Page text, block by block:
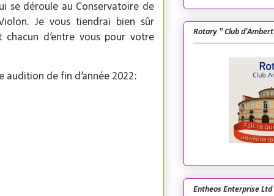
se déroule au Conservatoire de
Je vous tiendrai bien sûr
d’entre vous pour votre
audition de fin d’année 2022:
Rotary " Club
Entheos Enterprise Ltd